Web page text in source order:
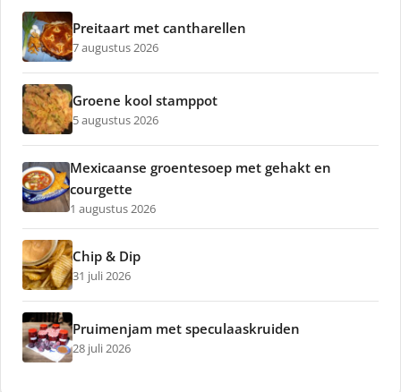
Preitaart met cantharellen
7 augustus 2026
Groene kool stamppot
5 augustus 2026
Mexicaanse groentesoep met gehakt en
courgette
1 augustus 2026
Chip & Dip
31 juli 2026
Pruimenjam met speculaaskruiden
28 juli 2026